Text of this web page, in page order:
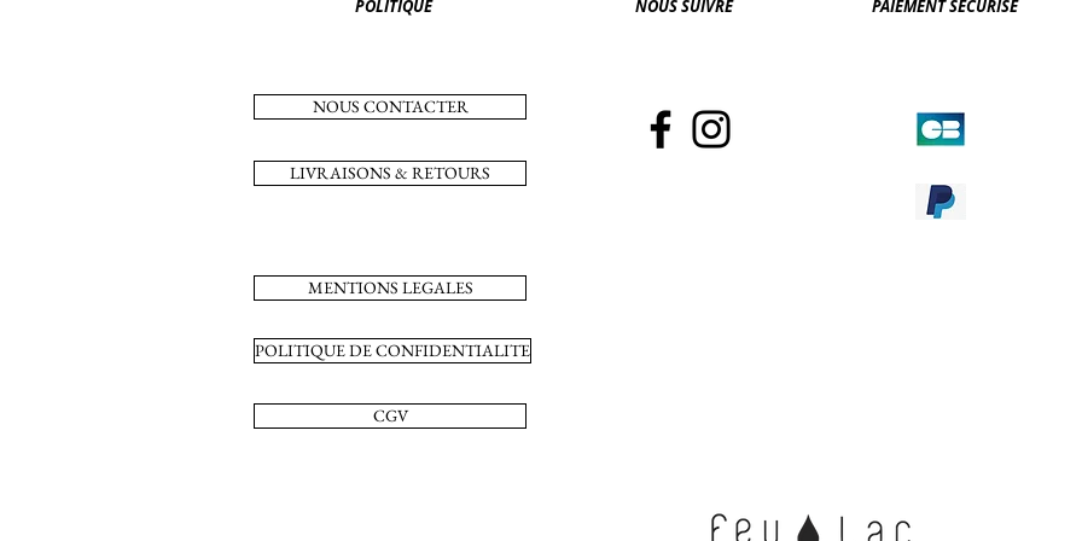
POLITIQUE
NOUS CONTACTER
NOUS SUIVRE
LIVRAISONS & RETOURS
PAIEMENT SECURISE
MENTIONS LEGALES
POLITIQUE DE CONFIDENTIALITE
CGV